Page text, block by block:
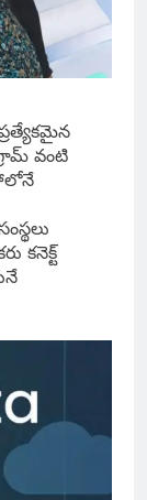
వంటి
కనెక్ట్